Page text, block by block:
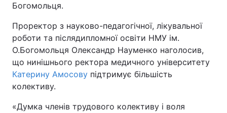
Богомольця.
Проректор з науково-педагогічної, лікувальної
роботи та післядипломної освіти НМУ ім.
О.Богомольця Олександр Науменко наголосив,
що нинішнього ректора медичного університету
Катерину Амосову підтримує більшість
колективу.
«Думка членів трудового колективу і воля